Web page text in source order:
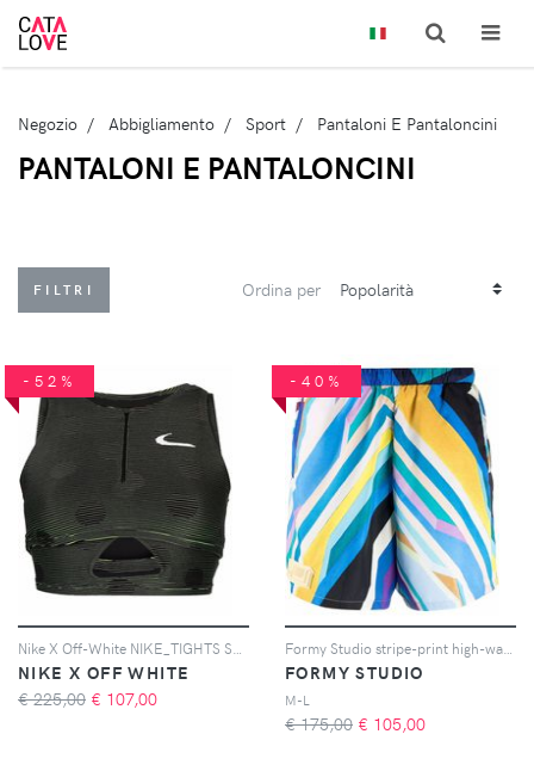
Negozio Abbigliamento Sport Pantaloni E Pantaloncini
PANTALONI E PANTALONCINI
FILTRI Ordina per
-52%
Nike X Off-White NIKE_TIGHTS STRIPES TOP BLACK BLUE - Nero
NIKE X OFF WHITE
€ 225,00 € 107,00
-40%
Formy Studio stripe-print high-waisted shorts - Blu
FORMY STUDIO
M-L
€ 175,00 € 105,00